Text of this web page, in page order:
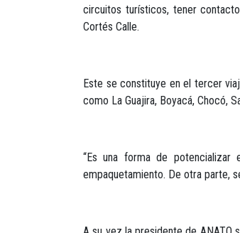
circuitos turísticos, tener
Cortés Calle.
Este se constituye en el tercer
como La Guajira, Boyacá, Chocó,
“Es una forma de
empaquetamiento. De otra parte,